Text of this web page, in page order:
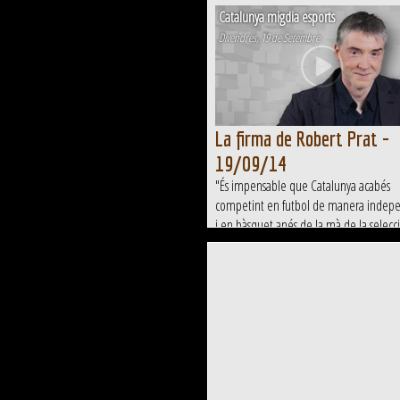
Catalunya migdia esports
Divendres, 19 de Setembre
La firma de Robert Prat -
19/09/14
"És impensable que Catalunya acabés
competint en futbol de manera
i en bàsquet anés de la mà de la
espanyola com passa a Escòcia."